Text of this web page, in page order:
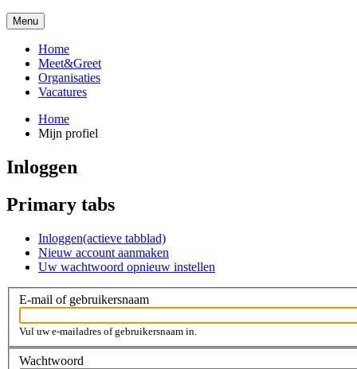
MenuMenu
collapsed
Home
Meet&Greet
Organisaties
Vacatures
Home
Mijn profiel
Inloggen
Primary tabs
Inloggen(actieve tabblad)
Nieuw account aanmaken
Uw wachtwoord opnieuw instellen
E-mail of gebruikersnaam
Vul uw e-mailadres of gebruikersnaam in.
Wachtwoord